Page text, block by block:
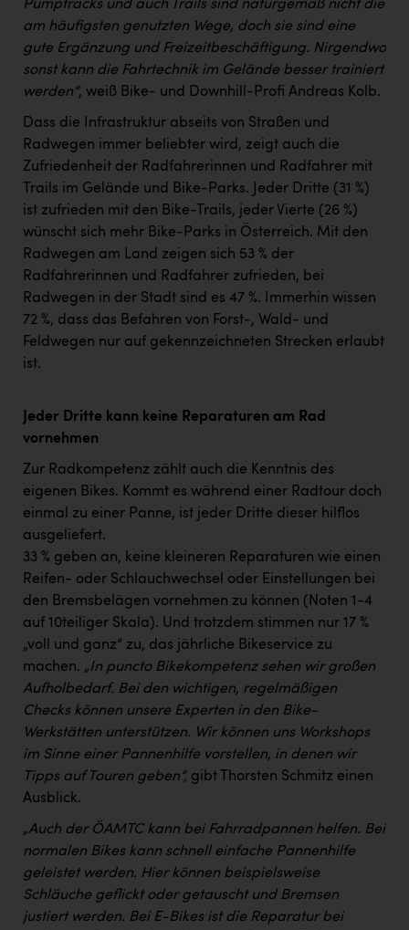
Pumptracks und auch Trails sind naturgemäß nicht die
am häufigsten genutzten Wege, doch sie sind eine
gute Ergänzung und Freizeitbeschäftigung. Nirgendwo
sonst kann die Fahrtechnik im Gelände besser trainiert
werden“, weiß Bike- und Downhill-Profi Andreas Kolb.
Dass die Infrastruktur abseits von Straßen und
Radwegen immer beliebter wird, zeigt auch die
Zufriedenheit der Radfahrerinnen und Radfahrer mit
Trails im Gelände und Bike-Parks. Jeder Dritte (31 %)
ist zufrieden mit den Bike-Trails, jeder Vierte (26 %)
wünscht sich mehr Bike-Parks in Österreich. Mit den
Radwegen am Land zeigen sich 53 % der
Radfahrerinnen und Radfahrer zufrieden, bei
Radwegen in der Stadt sind es 47 %. Immerhin wissen
72 %, dass das Befahren von Forst-, Wald- und
Feldwegen nur auf gekennzeichneten Strecken erlaubt
ist.
Jeder Dritte kann keine Reparaturen am Rad
vornehmen
Zur Radkompetenz zählt auch die Kenntnis des
eigenen Bikes. Kommt es während einer Radtour doch
einmal zu einer Panne, ist jeder Dritte dieser hilflos
ausgeliefert.
33 % geben an, keine kleineren Reparaturen wie einen
Reifen- oder Schlauchwechsel oder Einstellungen bei
den Bremsbelägen vornehmen zu können (Noten 1-4
auf 10teiliger Skala). Und trotzdem stimmen nur 17 %
„voll und ganz“ zu, das jährliche Bikeservice zu
machen. „In puncto Bikekompetenz sehen wir großen
Aufholbedarf. Bei den wichtigen, regelmäßigen
Checks können unsere Experten in den Bike-
Werkstätten unterstützen. Wir können uns Workshops
im Sinne einer Pannenhilfe vorstellen, in denen wir
Tipps auf Touren geben“, gibt Thorsten Schmitz einen
Ausblick.
„Auch der ÖAMTC kann bei Fahrradpannen helfen. Bei
normalen Bikes kann schnell einfache Pannenhilfe
geleistet werden. Hier können beispielsweise
Schläuche geflickt oder getauscht und Bremsen
justiert werden. Bei E-Bikes ist die Reparatur bei